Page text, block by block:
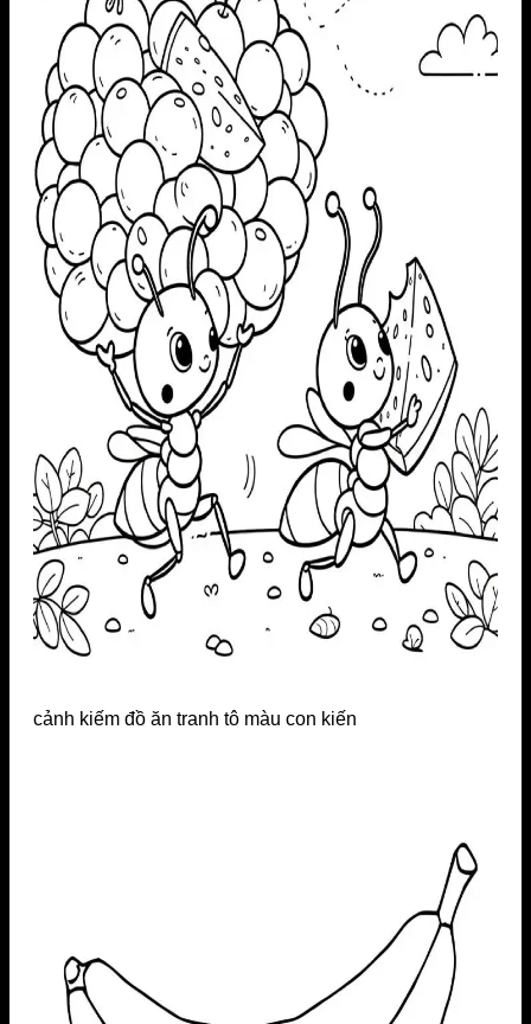
cảnh kiếm đồ ăn tranh tô màu con kiến